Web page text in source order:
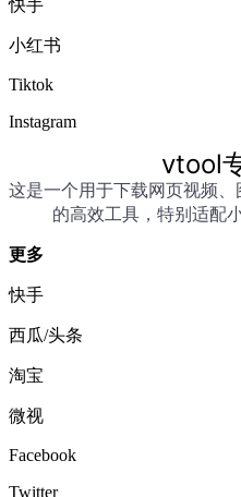
快手
小红书
Tiktok
Instagram
vtool
这是一个用于下载网页视频
的高效工具，特别适配
更多
快手
西瓜/头条
淘宝
微视
Facebook
Twitter